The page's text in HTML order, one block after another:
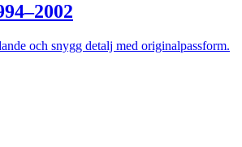
och snygg detalj med originalpassform.